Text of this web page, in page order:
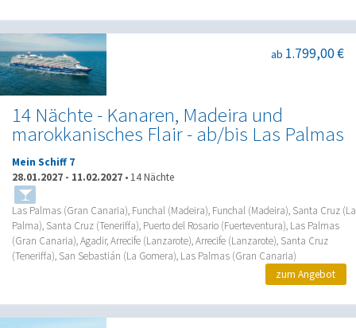
14 Nächte - Kanaren, Madeira und
marokkanisches Flair - ab/bis Las Palmas
ab 1.799,00 €
Mein Schiff 7
28.01.2027 - 11.02.2027 • 14 Nächte
Las Palmas (Gran Canaria), Funchal (Madeira), Funchal (Madeira), Santa Cruz (La
Palma), Santa Cruz (Teneriffa), Puerto del Rosario (Fuerteventura), Las Palmas
(Gran Canaria), Agadir, Arrecife (Lanzarote), Arrecife (Lanzarote), Santa Cruz
(Teneriffa), San Sebastián (La Gomera), Las Palmas (Gran Canaria)
zum Angebot